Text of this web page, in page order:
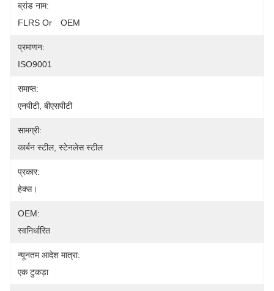
ब्रांड नाम:
FLRS Or　OEM
प्रमाणन:
ISO9001
समाप्त:
एनपीटी, बीएसपीटी
सामग्री:
कार्बन स्टील, स्टेनलेस स्टील
प्रकार:
हेक्स।
OEM:
स्वनिर्धारित
न्यूनतम आदेश मात्रा:
एक टुकड़ा